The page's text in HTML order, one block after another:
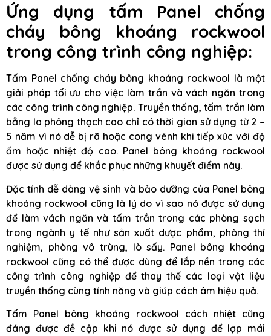
Ứng dụng tấm Panel chống
cháy bông khoáng rockwool
trong công trình công nghiệp:
Tấm Panel chống cháy bông khoáng rockwool là một
giải pháp tối ưu cho việc làm trần và vách ngăn trong
các công trình công nghiệp. Truyền thống, tấm trần làm
bằng la phông thạch cao chỉ có thời gian sử dụng từ 2 –
5 năm vì nó dễ bị rã hoặc cong vênh khi tiếp xúc với độ
ẩm hoặc nhiệt độ cao. Panel bông khoáng rockwool
được sử dụng để khắc phục những khuyết điểm này.
Đặc tính dễ dàng vệ sinh và bảo dưỡng của Panel bông
khoáng rockwool cũng là lý do vì sao nó được sử dụng
để làm vách ngăn và tấm trần trong các phòng sạch
trong ngành y tế như sản xuất dược phẩm, phòng thí
nghiệm, phòng vô trùng, lò sấy. Panel bông khoáng
rockwool cũng có thể được dùng để lắp nền trong các
công trình công nghiệp để thay thế các loại vật liệu
truyền thống cùng tính năng và giúp cách âm hiệu quả.
Tấm Panel bông khoáng rockwool cách nhiệt cũng
đáng được đề cập khi nó được sử dụng để lợp mái